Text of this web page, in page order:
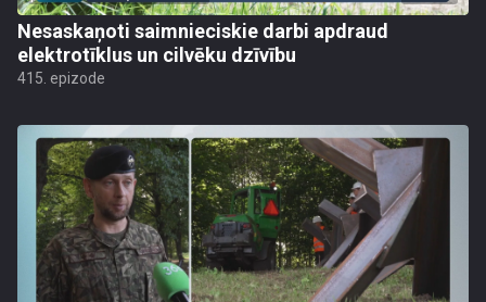
Nesaskaņoti saimnieciskie darbi apdraud
elektrotīklus un cilvēku dzīvību
415. epizode